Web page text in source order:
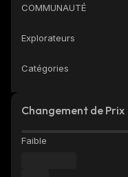
COMMUNAUTÉ
Explorateurs
Catégories
Changement de Prix
Faible